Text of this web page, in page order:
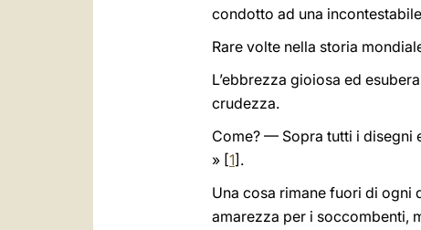
condotto ad una
Rare volte nella storia
L’ebbrezza gioiosa ed
crudezza.
Come? — Sopra tutti i disegni
» [1].
Una cosa rimane fuori di ogni
amarezza per i soccombenti,